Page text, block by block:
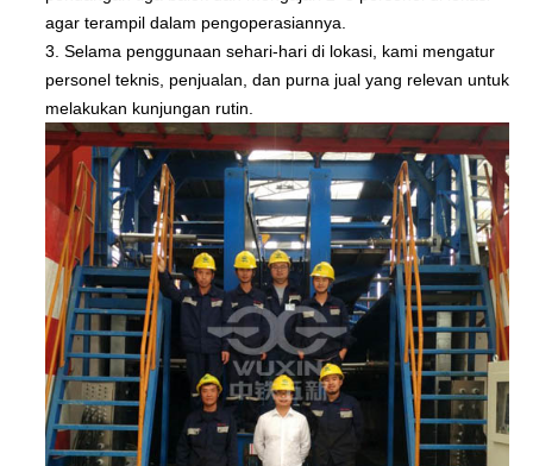
agar terampil dalam pengoperasiannya.
3. Selama penggunaan sehari-hari di lokasi, kami mengatur
personel teknis, penjualan, dan purna jual yang relevan untuk
melakukan kunjungan rutin.